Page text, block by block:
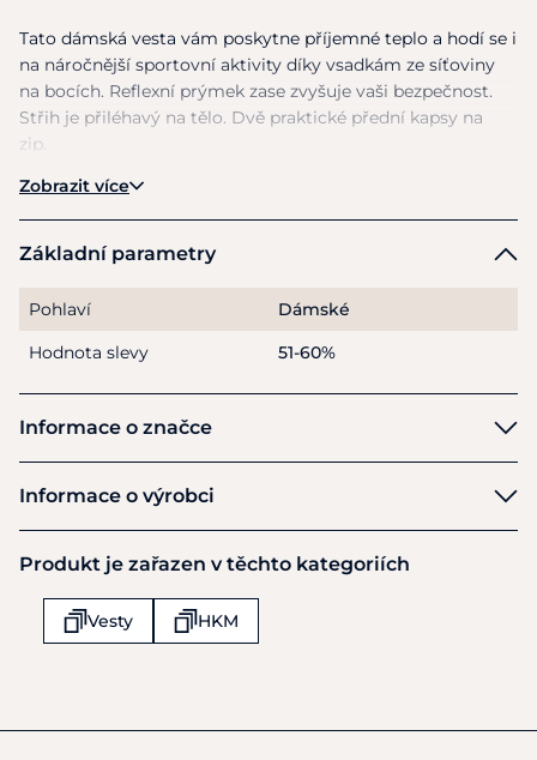
Tato dámská vesta vám poskytne příjemné teplo a hodí se i
na náročnější sportovní aktivity díky vsadkám ze síťoviny
na bocích. Reflexní prýmek zase zvyšuje vaši bezpečnost.
Střih je přiléhavý na tělo. Dvě praktické přední kapsy na
zip.
Materiál:96% polyester, 4% elastan
Pokyny k péči:Lze prát v pračce na 30 stupňů, je nutné
jemné praní.
Zobrazit více
Základní parametry
Pohlaví
Dámské
Hodnota slevy
51-60%
Informace o značce
HKM
Informace o výrobci
HKM Sports Equipment GmbH
Veldenhauser Str 240
Neuenhaus
shop@hkm-sports.com
Produkt je zařazen v těchto kategoriích
Vesty HKM